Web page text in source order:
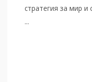
стратегия за мир и
...